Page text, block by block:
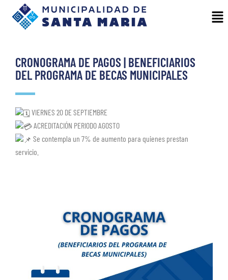
CRONOGRAMA DE PAGOS | BENEFICIARIOS
DEL PROGRAMA DE BECAS MUNICIPALES
VIERNES 20 DE SEPTIEMBRE
ACREDITACIÓN PERIODO AGOSTO
Se contempla un 7% de aumento para quienes prestan
servicio.